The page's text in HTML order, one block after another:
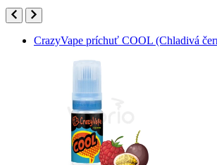
CrazyVape príchuť COOL (Chladivá